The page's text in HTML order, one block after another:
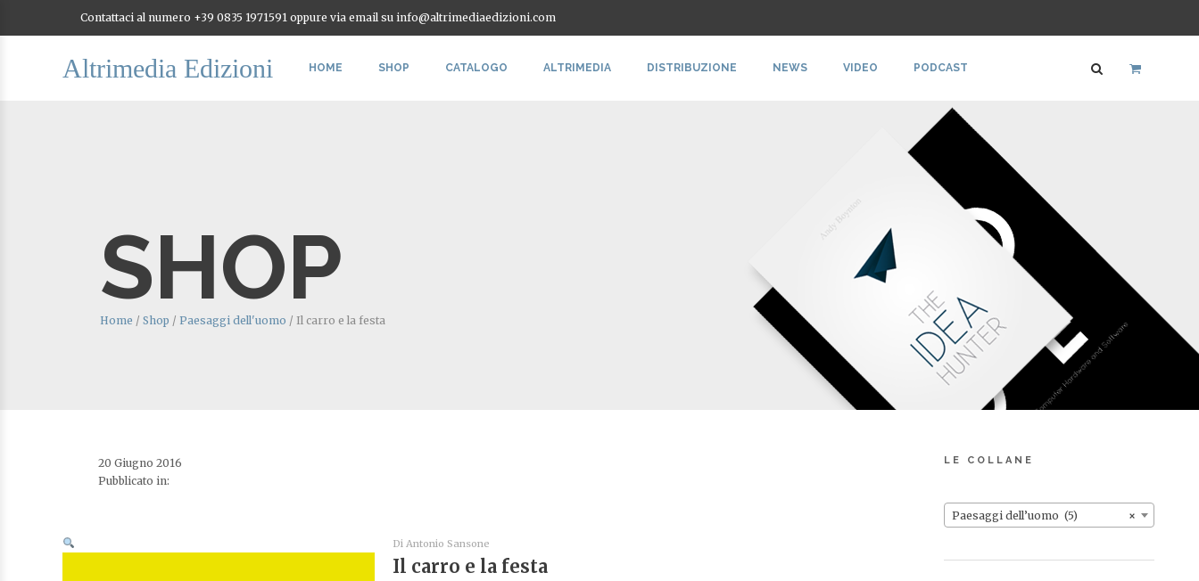
Contattaci al numero +39 0835 1971591 oppure via email su info@altrimediaedizioni.com
Altrimedia Edizioni HOME SHOP CATALOGO ALTRIMEDIA DISTRIBUZIONE NEWS VIDEO PODCAST
SHOP
Home / Shop / Paesaggi dell'uomo / Il carro e la festa
20 Giugno 2016
Pubblicato in:
Di Antonio Sansone
Il carro e la festa
LE COLLANE
×
Paesaggi dell’uomo (5)